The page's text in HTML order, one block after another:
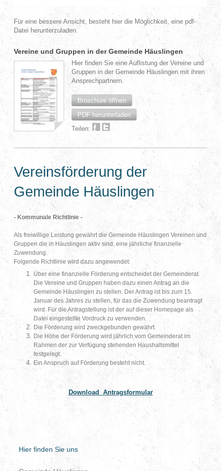
Für eine bessere Ansicht, besteht hier die Möglichkeit, eine pdf-
Datei herunterzuladen.
Vereine und Gruppen in der Gemeinde Häuslingen
Hier finden Sie eine Auflistung der Vereine und
Gruppen in der Gemeinde Häuslingen mit ihren
Ansprechpartnern.
Broschüre öffnen
PDF herunterladen
Teilen:
Vereinsförderung der
Gemeinde Häuslingen
- Kommunale Richtlinie -
Als freiwillige Leistung gewährt die Gemeinde Häuslingen Vereinen und
Gruppen die in Häuslingen aktiv sind, eine jährliche finanzielle
Zuwendung.
Folgende Richtlinie wird dazu angewendet:
Über eine finanzielle Förderung entscheidet der Gemeinderat.
Die Vereine und Gruppen haben dazu einen Antrag an die
Gemeinde Häuslingen zu stellen. Der Antrag ist bis zum 15.
Januar des Jahres zu stellen, für das die Zuwendung beantragt
wird. Für die Antragstellung ist der auf dieser Homepage als
Datei eingestellte Vordruck zu verwenden.
Die Förderung wird zweckgebunden gewährt.
Die Höhe der Förderung wird jährlich vom Gemeinderat im
Rahmen der zur Verfügung stehenden Haushaltsmittel
festgelegt.
Ein Anspruch auf Förderung besteht nicht.
Download Antragsformular
Hier finden Sie uns